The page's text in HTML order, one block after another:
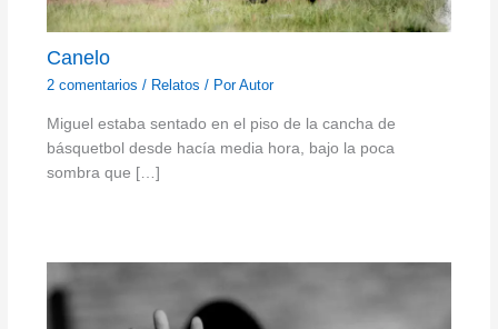
Canelo
2 comentarios / Relatos / PorAutor
Miguel estaba sentado en el piso de la cancha de
básquetbol desde hacía media hora, bajo la poca
sombra que […]